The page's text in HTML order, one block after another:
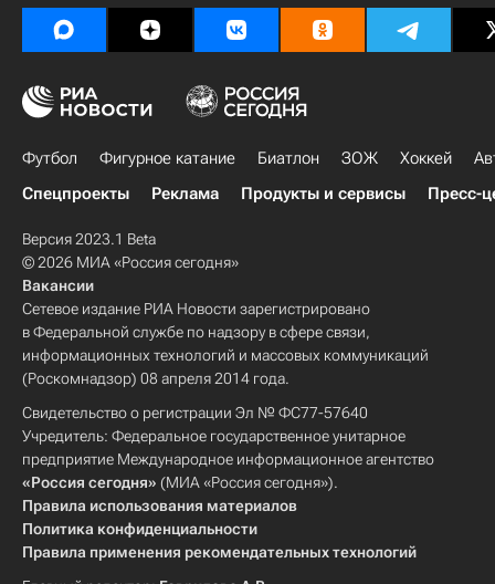
Футбол Фигурное катание Биатлон ЗОЖ Хоккей
Спецпроекты
Реклама Продукты и сервисы Пресс-
Версия 2023.1 Beta
© 2026 МИА «Россия сегодня»
Вакансии
Сетевое издание РИА Новости зарегистрировано
в Федеральной службе по надзору в сфере связи,
информационных технологий и массовых коммуникаций
(Роскомнадзор) 08 апреля 2014 года.
Свидетельство о регистрации Эл № ФС77-57640
Учредитель: Федеральное государственное унитарное
предприятие Международное информационное агентство
«Россия сегодня» (МИА «Россия сегодня»).
Правила использования материалов
Политика конфиденциальности
Правила применения рекомендательных технологий